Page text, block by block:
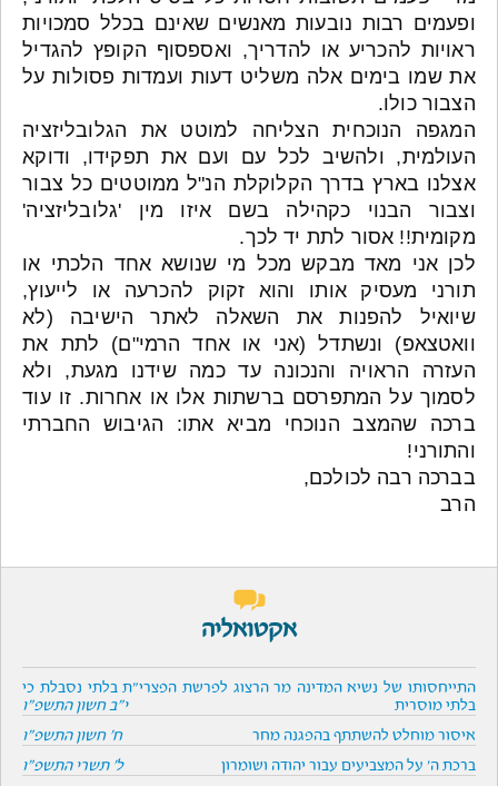
ופעמים רבות נובעות מאנשים שאינם בכלל סמכויות
ראויות להכריע או להדריך, ואספסוף הקופץ להגדיל
את שמו בימים אלה משליט דעות ועמדות פסולות על
הצבור כולו.
המגפה הנוכחית הצליחה למוטט את הגלובליזציה
העולמית, ולהשיב לכל עם ועם את תפקידו, ודוקא
אצלנו בארץ בדרך הקלוקלת הנ"ל ממוטטים כל צבור
וצבור הבנוי כקהילה בשם איזו מין 'גלובליזציה'
מקומית!! אסור לתת יד לכך.
לכן אני מאד מבקש מכל מי שנושא אחד הלכתי או
תורני מעסיק אותו והוא זקוק להכרעה או לייעוץ,
שיואיל להפנות את השאלה לאתר הישיבה (לא
וואטצאפ) ונשתדל (אני או אחד הרמי"ם) לתת את
העזרה הראויה והנכונה עד כמה שידנו מגעת, ולא
לסמוך על המתפרסם ברשתות אלו או אחרות. זו עוד
ברכה שהמצב הנוכחי מביא אתו: הגיבוש החברתי
והתורני!
בברכה רבה לכולכם,
הרב
אקטואליה
התייחסותו של נשיא המדינה מר הרצוג לפרשת הפצרי"ת בלתי נסבלת כי
בלתי מוסרית
י"ב חשון התשפ"ו
איסור מוחלט להשתתף בהפגנה מחר
ח' חשון התשפ"ו
ברכת ה' על המצביעים עבור יהודה ושומרון
ל' תשרי התשפ"ו